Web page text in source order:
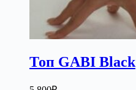
Топ GABI Black